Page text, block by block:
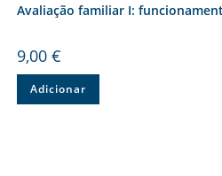
Avaliação familiar I:
9,00 €
Adicionar